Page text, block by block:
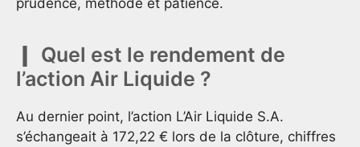
prudence, méthode et patience.
Quel est le rendement de
l’action Air Liquide ?
Au dernier point, l’action L’Air Liquide S.A.
s’échangeait à 172,22 € lors de la clôture, chiffres